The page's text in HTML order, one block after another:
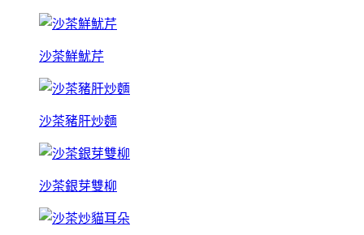
沙茶鮮魷芹
沙茶豬肝炒麵
沙茶銀芽雙柳